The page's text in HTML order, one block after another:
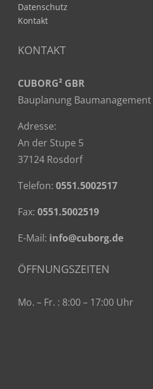
Datenschutz
Kontakt
KONTAKT
CUBORG² GBR
Bauplanung Baumanagement
Adresse:
An der Stupe 5
37124 Rosdorf
Telefon: 0551.5002517
Fax: 0551.5002519
E-Mail: info@cuborg.de
ÖFFNUNGSZEITEN
Mo. – Fr. : 8:00 – 17:00 Uhr